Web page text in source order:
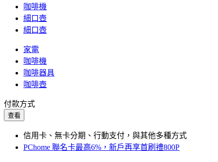
咖啡機
細口壺
細口壺
家電
咖啡機
咖啡器具
咖啡壺
付款方式
查看
信用卡、無卡分期、行動支付，與其他多種方式
PChome 聯名卡最高6%，新戶再享首刷禮800P